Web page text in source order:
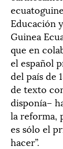
Educación
Guinea
que en
el español
del país de
de texto
disponía–
la reforma,
es sólo el
hacer”.